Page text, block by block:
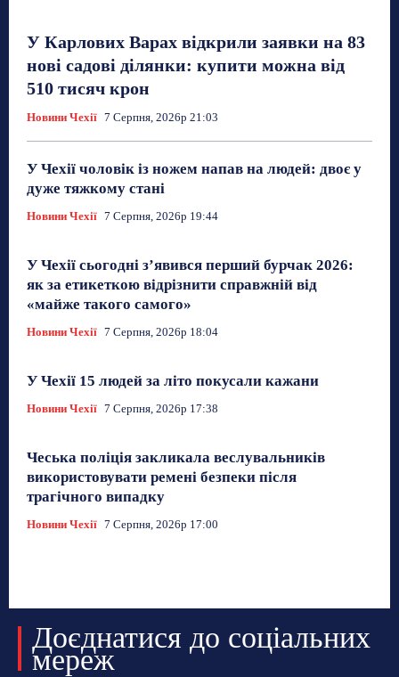
У Карлових Варах відкрили заявки на 83
нові садові ділянки: купити можна від
510 тисяч крон
Новини Чехії 7 Серпня, 2026р 21:03
У Чехії чоловік із ножем напав на людей: двоє у
дуже тяжкому стані
Новини Чехії 7 Серпня, 2026р 19:44
У Чехії сьогодні з’явився перший бурчак 2026:
як за етикеткою відрізнити справжній від
«майже такого самого»
Новини Чехії 7 Серпня, 2026р 18:04
У Чехії 15 людей за літо покусали кажани
Новини Чехії 7 Серпня, 2026р 17:38
Чеська поліція закликала веслувальників
використовувати ремені безпеки після
трагічного випадку
Новини Чехії 7 Серпня, 2026р 17:00
Доєднатися до соціальних
мереж